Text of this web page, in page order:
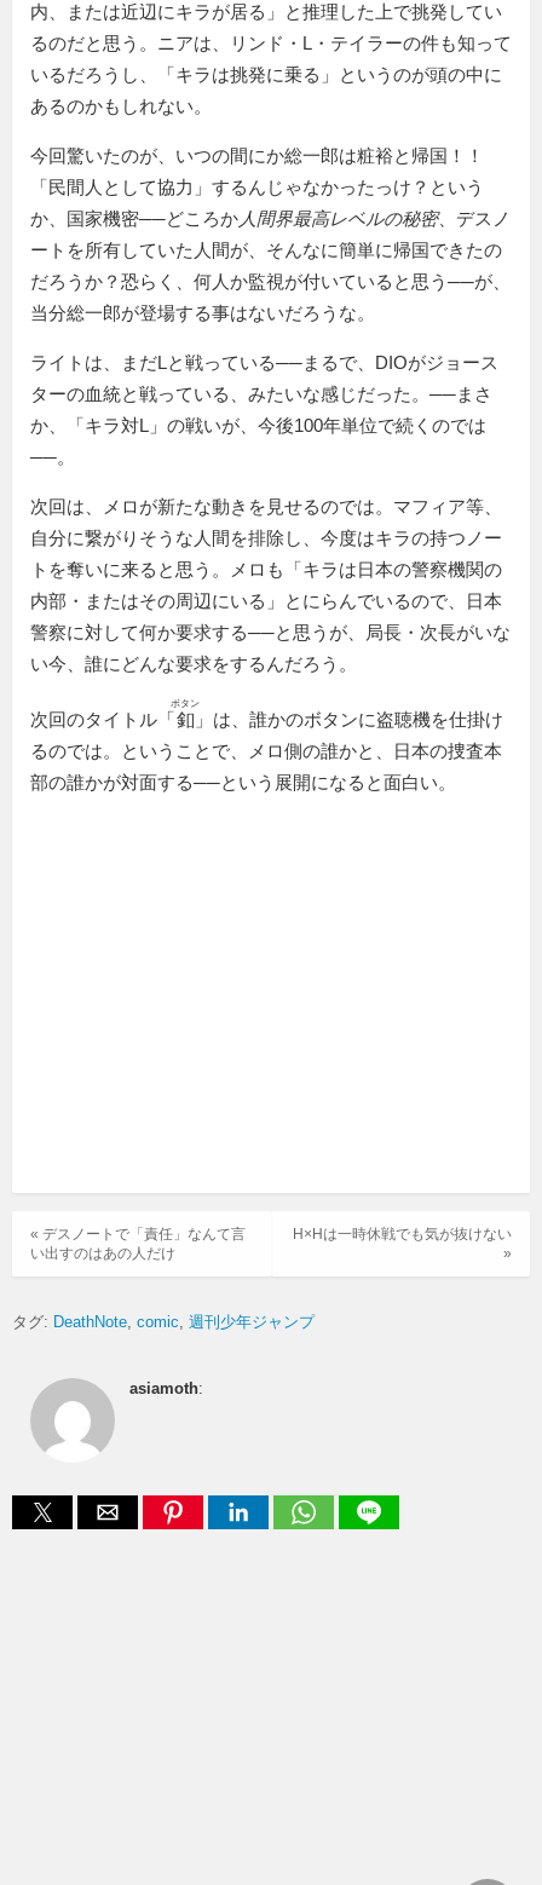
内、または近辺にキラが居る」と推理した上で挑発してい
るのだと思う。ニアは、リンド・L・テイラーの件も知って
いるだろうし、「キラは挑発に乗る」というのが頭の中に
あるのかもしれない。
今回驚いたのが、いつの間にか総一郎は粧裕と帰国！！
「民間人として協力」するんじゃなかったっけ？という
か、国家機密──どころか 人間界最高レベルの秘密、デスノ
ートを所有していた人間が、そんなに簡単に帰国できたの
だろうか？恐らく、何人か監視が付いていると思う──が、
当分総一郎が登場する事はないだろうな。
ライトは、まだLと戦っている──まるで、DIOがジョース
ターの血統と戦っている、みたいな感じだった。──まさ
か、「キラ対L」の戦いが、今後100年単位で続くのでは
──。
次回は、メロが新たな動きを見せるのでは。マフィア等、
自分に繋がりそうな人間を排除し、今度はキラの持つノー
トを奪いに来ると思う。メロも「キラは日本の警察機関の
内部・またはその周辺にいる」とにらんでいるので、日本
警察に対して何か要求する──と思うが、局長・次長がいな
い今、誰にどんな要求をするんだろう。
次回のタイトル「釦
ボタン
」は、誰かのボタンに盗聴機を仕掛け
るのでは。ということで、メロ側の誰かと、日本の捜査本
部の誰かが対面する──という展開になると面白い。
H×Hは一時休戦でも気が抜けない
»
« デスノートで「責任」なんて言
い出すのはあの人だけ
タグ: DeathNote comic 週刊少年ジャンプ
asiamoth: